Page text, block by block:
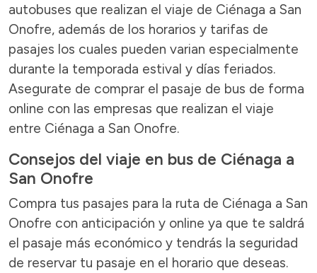
autobuses que realizan el viaje de Ciénaga a San
Onofre, además de los horarios y tarifas de
pasajes los cuales pueden varian especialmente
durante la temporada estival y días feriados.
Asegurate de comprar el pasaje de bus de forma
online con las empresas que realizan el viaje
entre Ciénaga a San Onofre.
Consejos del viaje en bus de Ciénaga a
San Onofre
Compra tus pasajes para la ruta de Ciénaga a San
Onofre con anticipación y online ya que te saldrá
el pasaje más económico y tendrás la seguridad
de reservar tu pasaje en el horario que deseas.